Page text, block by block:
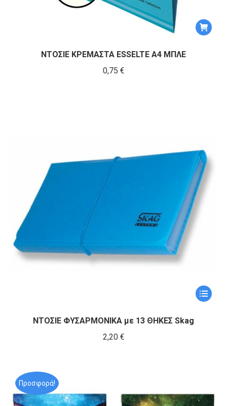
ΝΤΟΣΙΕ ΚΡΕΜΑΣΤΑ ESSELTE A4 ΜΠΛΕ
0,75 €
Αυτό
ΝΤΟΣΙΕ ΦΥΣΑΡΜΟΝΙΚΑ με 13 ΘΗΚΕΣ Skag
2,20 €
Προσφορά!